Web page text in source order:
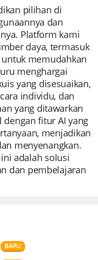
pilihan di
dan
Platform kami
daya, termasuk
memudahkan
menghargai
yang disesuaikan,
individu, dan
yang ditawarkan
dengan fitur AI yang
menjadikan
menyenangkan.
adalah solusi
dan pembelajaran
BARU